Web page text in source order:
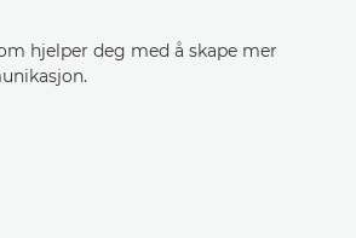
hjelper deg med å skape mer